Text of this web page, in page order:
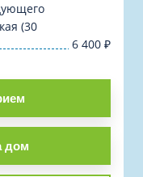
(30
6 400 ₽
дом